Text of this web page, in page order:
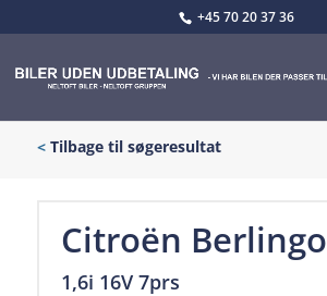
+45 70 20 37 36
< Tilbage til søgeresultat
Citroën Berlingo
1,6i 16V 7prs